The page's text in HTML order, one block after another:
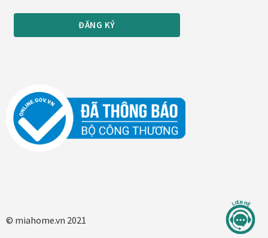
Tranh treo khách sạn
Tranh mừng thọ
Tranh phòng khách hiện đại
© miahome.vn 2021